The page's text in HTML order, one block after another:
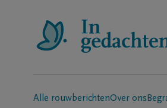
Alle rouwberichtenOver ons